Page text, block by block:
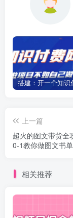
上一篇
超火的图文带货全
0-1教你做图文书
相关推荐